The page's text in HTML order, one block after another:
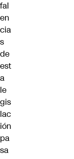
fal
en
cia
s
de
est
a
le
gis
lac
ión
pa
sa